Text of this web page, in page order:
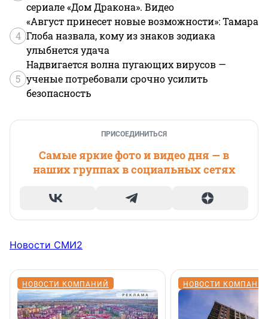
сериале «Дом Дракона». Видео
4
«Август принесет новые возможности»: Тамара
Глоба назвала, кому из знаков зодиака
улыбнется удача
5
Надвигается волна пугающих вирусов —
ученые потребовали срочно усилить
безопасность
ПРИСОЕДИНИТЬСЯ
Самые яркие фото и видео дня — в
наших группах в социальных сетях
Новости СМИ2
НОВОСТИ КОМПАНИЙ НОВОСТИ